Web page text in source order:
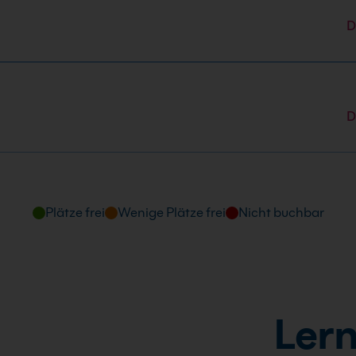
Plätze frei Wenige Plätze frei Nicht buchbar